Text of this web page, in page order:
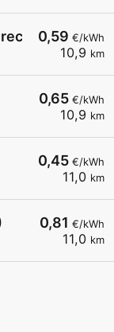
0,59 €/kWh
10,9 km
0,65 €/kWh
10,9 km
0,45 €/kWh
11,0 km
0,81 €/kWh
11,0 km